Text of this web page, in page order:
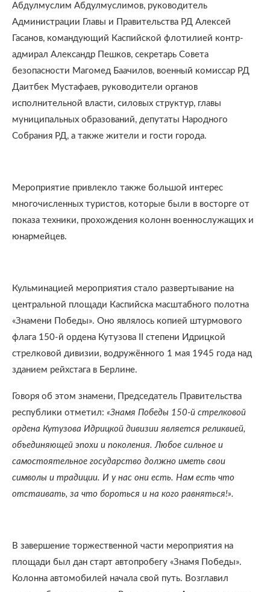
Абдулмуслим Абдулмуслимов, руководитель
Администрации Главы и Правительства РД Алексей
Гасанов, командующий Каспийской флотилией контр-
адмирал Александр Пешков, секретарь Совета
безопасности Магомед Баачилов, военный комиссар РД
Даитбек Мустафаев, руководители органов
исполнительной власти, силовых структур, главы
муниципальных образований, депутаты Народного
Собрания РД, а также жители и гости города.
Мероприятие привлекло также большой интерес
многочисленных туристов, которые были в восторге от
показа техники, прохождения колонн военнослужащих и
юнармейцев.
Кульминацией мероприятия стало развертывание на
центральной площади Каспийска масштабного полотна
«Знамени Победы». Оно являлось копией штурмового
флага 150-й ордена Кутузова II степени Идрицкой
стрелковой дивизии, водружённого 1 мая 1945 года над
зданием рейхстага в Берлине.
Говоря об этом знамени, Председатель Правительства
республики отметил: «Знамя Победы 150-й стрелковой
ордена Кутузова Идрицкой дивизии является реликвией,
объединяющей эпохи и поколения. Любое сильное и
самостоятельное государство должно иметь свои
символы и традиции. И у нас они есть. Нам есть что
отстаивать, за что бороться и на кого равняться!».
В завершение торжественной части мероприятия на
площади был дан старт автопробегу «Знамя Победы».
Колонна автомобилей начала свой путь. Возглавил